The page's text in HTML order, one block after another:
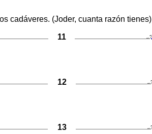
cadáveres. (Joder, cuanta razón tienes)
11
12
13